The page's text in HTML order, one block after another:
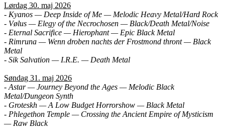
Lørdag 30. maj 2026
- Kyanos — Deep Inside of Me — Melodic Heavy Metal/Hard Rock
- Vølus — Elegy of the Necrochosen — Black/Death Metal/Noise
- Eternal Sacrifice — Hierophant — Epic Black Metal
- Rimruna — Wenn droben nachts der Frostmond thront — Black
Metal
- Sik Salvation — I.R.E. — Death Metal
Søndag 31. maj 2026
- Astar — Journey Beyond the Ages — Melodic Black
Metal/Dungeon Synth
- Groteskh — A Low Budget Horrorshow — Black Metal
- Phlegethon Temple — Crossing the Ancient Empire of Mysticism
— Raw Black